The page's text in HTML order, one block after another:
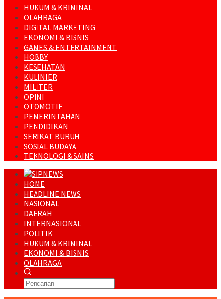
HUKUM & KRIMINAL
OLAHRAGA
DIGITAL MARKETING
EKONOMI & BISNIS
GAMES & ENTERTAINMENT
HOBBY
KESEHATAN
KULINIER
MILITER
OPINI
OTOMOTIF
PEMERINTAHAN
PENDIDIKAN
SERIKAT BURUH
SOSIAL BUDAYA
TEKNOLOGI & SAINS
HOME
HEADLINE NEWS
NASIONAL
DAERAH
INTERNASIONAL
POLITIK
HUKUM & KRIMINAL
EKONOMI & BISNIS
OLAHRAGA